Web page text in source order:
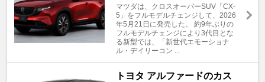
マツダは、クロスオーバーSUV「CX-
5」をフルモデルチェンジして、2026
年5月21日に発売した。 約9年ぶりの
フルモデルチェンジにより3代目とな
る新型では、「新世代エモーショナ
ル・デイリーコン ...
トヨタ アルファードのカス